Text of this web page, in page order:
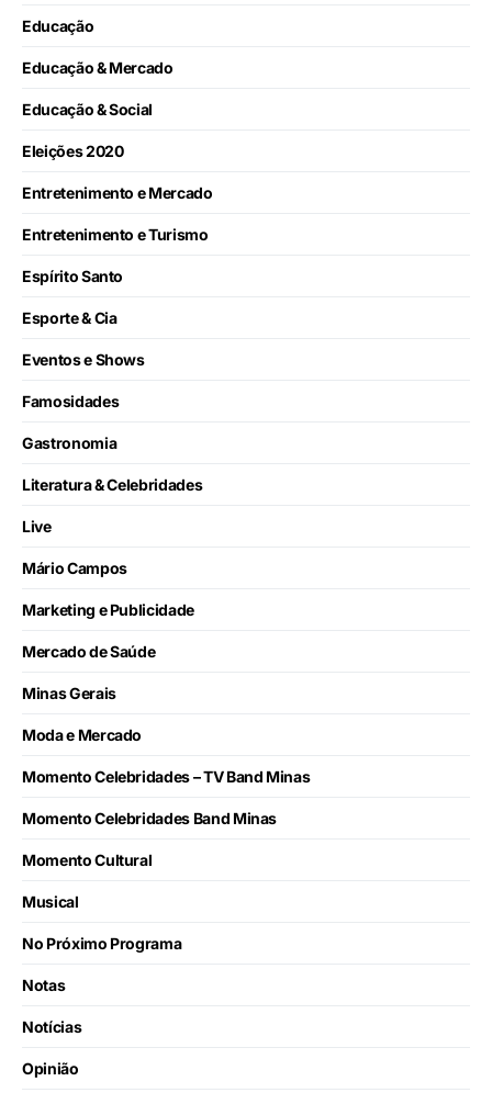
Educação
Educação & Mercado
Educação & Social
Eleições 2020
Entretenimento e Mercado
Entretenimento e Turismo
Espírito Santo
Esporte & Cia
Eventos e Shows
Famosidades
Gastronomia
Literatura & Celebridades
Live
Mário Campos
Marketing e Publicidade
Mercado de Saúde
Minas Gerais
Moda e Mercado
Momento Celebridades – TV Band Minas
Momento Celebridades Band Minas
Momento Cultural
Musical
No Próximo Programa
Notas
Notícias
Opinião